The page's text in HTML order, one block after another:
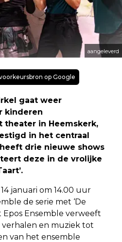
aangeleverd
op Google
gaat weer
kinderen
theater in Heemskerk,
in het centraal
drie nieuwe shows
deze in de vrolijke
januari om 14.00 uur
de serie met ‘De
Epos Ensemble verweeft
en muziek tot
van het ensemble